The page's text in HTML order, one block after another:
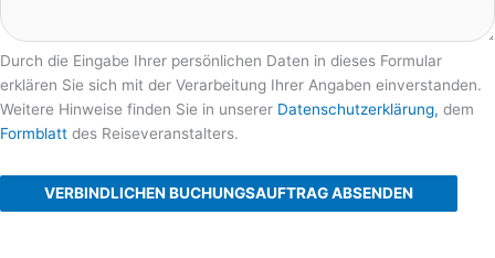
Durch die Eingabe Ihrer persönlichen Daten in dieses Formular
erklären Sie sich mit der Verarbeitung Ihrer Angaben einverstanden.
Weitere Hinweise finden Sie in unserer Datenschutzerklärung, dem
Formblatt des Reiseveranstalters.
VERBINDLICHEN BUCHUNGSAUFTRAG ABSENDEN